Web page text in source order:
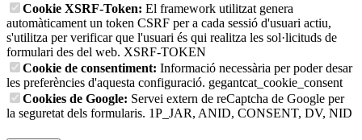
Cookie XSRF-Token: El framework utilitzat genera
automàticament un token CSRF per a cada sessió d'usuari actiu,
s'utilitza per verificar que l'usuari és qui realitza les sol·licituds de
formulari des del web. XSRF-TOKEN
Cookie de consentiment: Informació necessària per poder desar
les preferències d'aquesta configuració. gegantcat_cookie_consent
Cookies de Google: Servei extern de reCaptcha de Google per
la seguretat dels formularis. 1P_JAR, ANID, CONSENT, DV, NID